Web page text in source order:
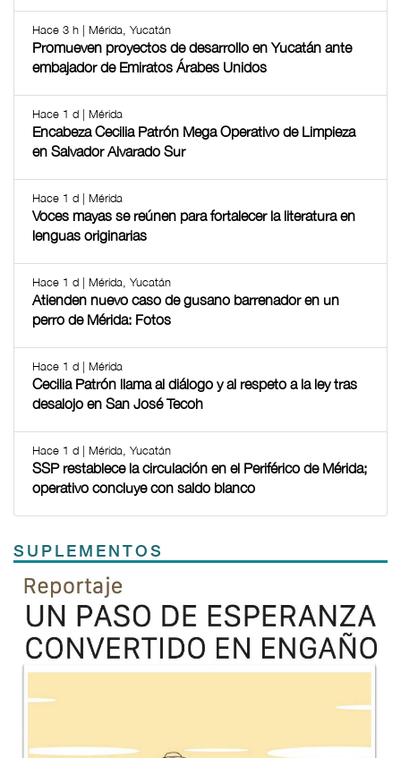
Hace 3 h | Mérida, Yucatán
Promueven proyectos de desarrollo en Yucatán ante
embajador de Emiratos Árabes Unidos
Hace 1 d | Mérida
Encabeza Cecilia Patrón Mega Operativo de Limpieza
en Salvador Alvarado Sur
Hace 1 d | Mérida
Voces mayas se reúnen para fortalecer la literatura en
lenguas originarias
Hace 1 d | Mérida, Yucatán
Atienden nuevo caso de gusano barrenador en un
perro de Mérida: Fotos
Hace 1 d | Mérida
Cecilia Patrón llama al diálogo y al respeto a la ley tras
desalojo en San José Tecoh
Hace 1 d | Mérida, Yucatán
SSP restablece la circulación en el Periférico de Mérida;
operativo concluye con saldo blanco
SUPLEMENTOS